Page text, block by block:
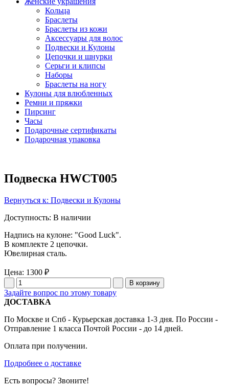
Кольца
Браслеты
Браслеты из кожи
Аксессуары для волос
Подвески и Кулоны
Цепочки и шнурки
Серьги и клипсы
Наборы
Браслеты на ногу
Кулоны для влюбленных
Ремни и пряжки
Пирсинг
Часы
Подарочные сертификаты
Подарочная упаковка
Подвеска HWCT005
Вернуться к: Подвески и Кулоны
Доступность: В наличии
Надпись на кулоне: "Good Luck".
В комплекте 2 цепочки.
Ювелирная сталь.
Цена: 1300 ₽
Задайте вопрос по этому товару
ДОСТАВКА
По Москве и Спб - Курьерская доставка 1-3 дня. По России -
Отправление 1 класса Почтой России - до 14 дней.
Оплата при получении.
Подробнее о доставке
Есть вопросы? Звоните!